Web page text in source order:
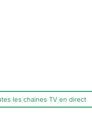
les chaines TV en direct